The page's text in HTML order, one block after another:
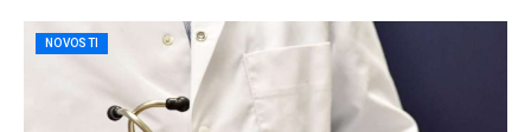
NOVOSTI